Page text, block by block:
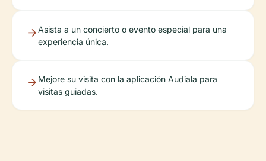
Asista a un concierto o evento especial para una
experiencia única.
Mejore su visita con la aplicación Audiala para
visitas guiadas.